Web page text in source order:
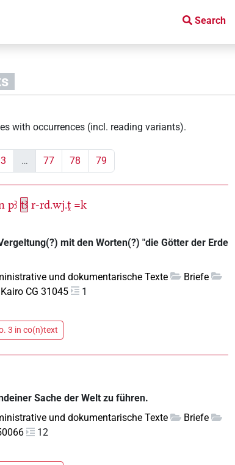
Search
with occurrences (incl. reading variants).
3 … 77 78 79
pꜣ tꜣ r-rd.wj.ṱ =k
mit den Worten(?) "die Götter der Erde
und dokumentarische Texte
Briefe
Kairo CG 31045
1
3 in co(n)text
Sache der Welt zu führen.
und dokumentarische Texte
Briefe
12